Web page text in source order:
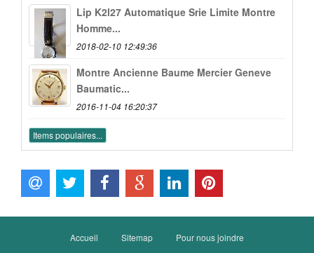
Lip K2l27 Automatique Srie Limite Montre
Homme...
2018-02-10 12:49:36
Montre Ancienne Baume Mercier Geneve
Baumatic...
2016-11-04 16:20:37
Items populaires...
Accueil Sitemap Pour nous joindre